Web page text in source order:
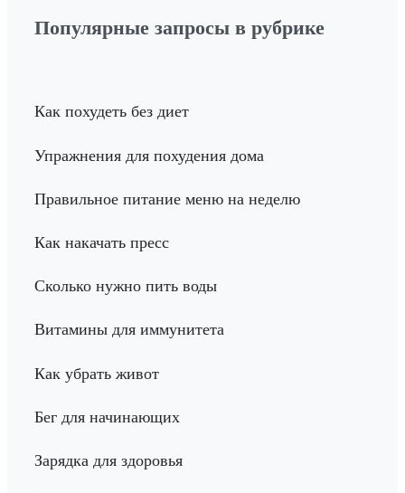
Популярные запросы в рубрике
Как похудеть без диет
Упражнения для похудения дома
Правильное питание меню на неделю
Как накачать пресс
Сколько нужно пить воды
Витамины для иммунитета
Как убрать живот
Бег для начинающих
Зарядка для здоровья